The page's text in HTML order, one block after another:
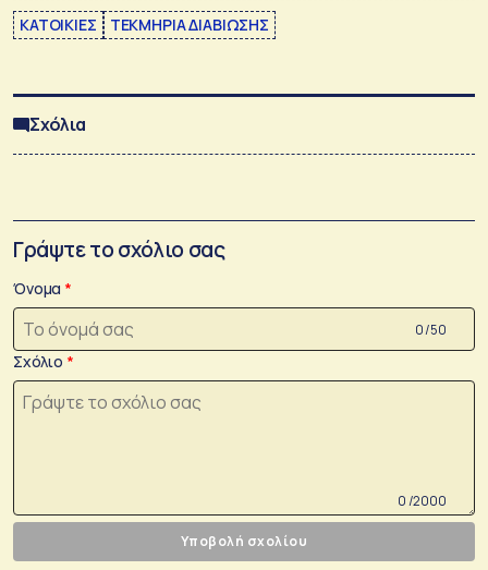
ΚΑΤΟΙΚΙΕΣ ΤΕΚΜΗΡΙΑ ΔΙΑΒΙΩΣΗΣ
Σχόλια
Γράψτε το σχόλιο σας
Όνομα
0 /50
Σχόλιο
0 /2000
Υποβολή σχολίου